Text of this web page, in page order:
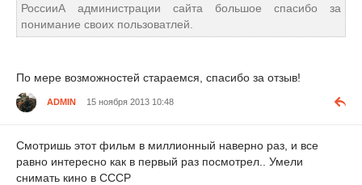
РоссииА администрации сайта большое спасибо за
понимание своих пользоватлей.
По мере возможностей стараемся, спасибо за отзыв!
ADMIN 15 ноября 2013 10:48
Смотришь этот фильм в миллионный наверно раз, и все
равно интересно как в первый раз посмотрел.. Умели
снимать кино в СССР